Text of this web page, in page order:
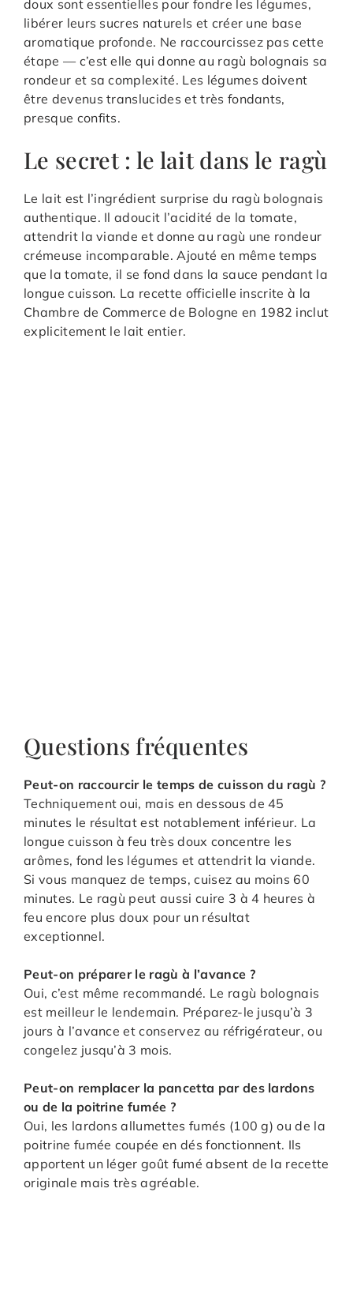
doux sont essentielles pour fondre les légumes,
libérer leurs sucres naturels et créer une base
aromatique profonde. Ne raccourcissez pas cette
étape — c’est elle qui donne au ragù bolognais sa
rondeur et sa complexité. Les légumes doivent
être devenus translucides et très fondants,
presque confits.
Le secret : le lait dans le ragù
Le lait est l’ingrédient surprise du ragù bolognais
authentique. Il adoucit l’acidité de la tomate,
attendrit la viande et donne au ragù une rondeur
crémeuse incomparable. Ajouté en même temps
que la tomate, il se fond dans la sauce pendant la
longue cuisson. La recette officielle inscrite à la
Chambre de Commerce de Bologne en 1982 inclut
explicitement le lait entier.
Questions fréquentes
Peut-on raccourcir le temps de cuisson du ragù ?
Techniquement oui, mais en dessous de 45
minutes le résultat est notablement inférieur. La
longue cuisson à feu très doux concentre les
arômes, fond les légumes et attendrit la viande.
Si vous manquez de temps, cuisez au moins 60
minutes. Le ragù peut aussi cuire 3 à 4 heures à
feu encore plus doux pour un résultat
exceptionnel.
Peut-on préparer le ragù à l’avance ?
Oui, c’est même recommandé. Le ragù bolognais
est meilleur le lendemain. Préparez-le jusqu’à 3
jours à l’avance et conservez au réfrigérateur, ou
congelez jusqu’à 3 mois.
Peut-on remplacer la pancetta par des lardons
ou de la poitrine fumée ?
Oui, les lardons allumettes fumés (100 g) ou de la
poitrine fumée coupée en dés fonctionnent. Ils
apportent un léger goût fumé absent de la recette
originale mais très agréable.